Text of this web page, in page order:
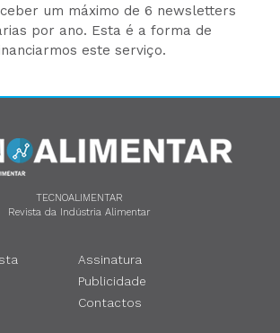
um máximo de 6 newsletters
por ano. Esta é a forma de
este serviço.
TECNOALIMENTAR
Revista da Indústria Alimentar
Assinatura
Publicidade
Contactos